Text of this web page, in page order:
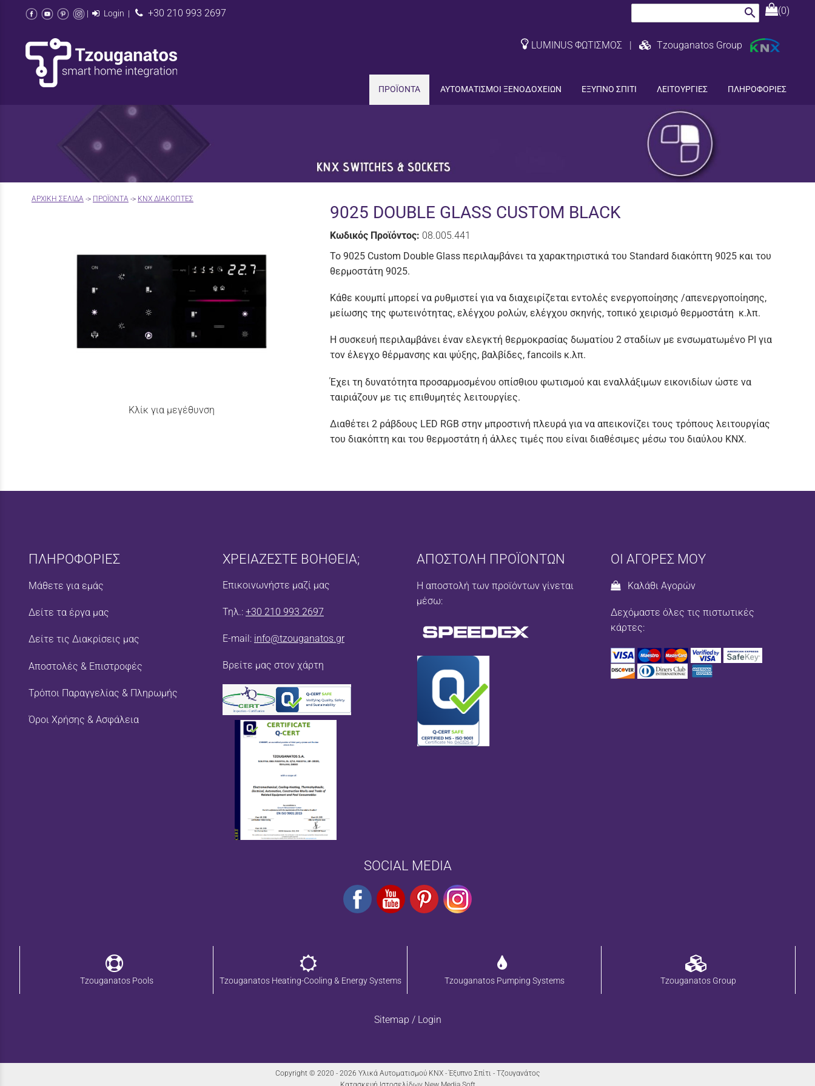
| Login | +30 210 993 2697 (0)
search
LUMINUS ΦΩΤΙΣΜΟΣ | Tzouganatos Group
ΠΡΟΪΟΝΤΑ ΑΥΤΟΜΑΤΙΣΜΟΙ ΞΕΝΟΔΟΧΕΙΩΝ ΕΞΥΠΝΟ ΣΠΙΤΙ ΛΕΙΤΟΥΡΓΙΕΣ ΠΛΗΡΟΦΟΡΙΕΣ
AΡΧΙΚΉ ΣΕΛΊΔΑ -> ΠΡΟΪΟΝΤΑ -> KNX ΔΙΑΚΟΠΤΕΣ
Κλίκ για μεγέθυνση
9025 DOUBLE GLASS CUSTOM BLACK
Κωδικός Προϊόντος: 08.005.441
Το 9025 Custom Double Glass περιλαμβάνει τα χαρακτηριστικά του Standard διακόπτη 9025 και του
θερμοστάτη 9025.
Κάθε κουμπί μπορεί να ρυθμιστεί για να διαχειρίζεται εντολές ενεργοποίησης /απενεργοποίησης,
μείωσης της φωτεινότητας, ελέγχου ρολών, ελέγχου σκηνής, τοπικό χειρισμό θερμοστάτη κ.λπ.
Η συσκευή περιλαμβάνει έναν ελεγκτή θερμοκρασίας δωματίου 2 σταδίων με ενσωματωμένο PI για
τον έλεγχο θέρμανσης και ψύξης, βαλβίδες, fancoils κ.λπ.
Έχει τη δυνατότητα προσαρμοσμένου οπίσθιου φωτισμού και εναλλάξιμων εικονιδίων ώστε να
ταιριάζουν με τις επιθυμητές λειτουργίες.
Διαθέτει 2 ράβδους LED RGB στην μπροστινή πλευρά για να απεικονίζει τους τρόπους λειτουργίας
του διακόπτη και του θερμοστάτη ή άλλες τιμές που είναι διαθέσιμες μέσω του διαύλου KNX.
ΠΛΗΡΟΦΟΡΙΕΣ
Μάθετε για εμάς
Δείτε τα έργα μας
Δείτε τις Διακρίσεις μας
Αποστολές & Επιστροφές
Τρόποι Παραγγελίας & Πληρωμής
Όροι Χρήσης & Ασφάλεια
ΧΡΕΙΑΖΕΣΤΕ ΒΟΗΘΕΙΑ;
Επικοινωνήστε μαζί μας
Τηλ.: +30 210 993 2697
E-mail: info@tzouganatos.gr
Βρείτε μας στον χάρτη
ΑΠΟΣΤΟΛΗ ΠΡΟΪΟΝΤΩΝ
Η αποστολή των προϊόντων γίνεται
μέσω:
ΟΙ ΑΓΟΡΕΣ ΜΟΥ
Καλάθι Αγορών
Δεχόμαστε όλες τις πιστωτικές
κάρτες:
SOCIAL MEDIA
Tzouganatos Pools Tzouganatos Heating-Cooling & Energy Systems Tzouganatos Pumping Systems Tzouganatos Group
Sitemap / Login
Copyright © 2020 - 2026 Υλικά Αυτοματισμού KNX - Έξυπνο Σπίτι - Τζουγανάτος